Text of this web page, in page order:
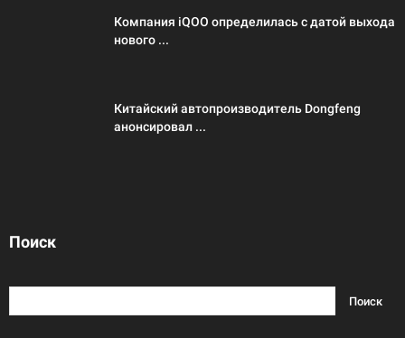
Компания iQOO определилась с датой выхода
нового ...
Китайский автопроизводитель Dongfeng
анонсировал ...
Поиск